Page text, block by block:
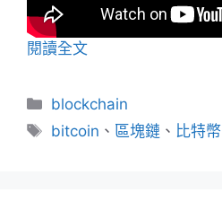
閱讀全文
分
類
blockchain
標
bitcoin 、 區塊鏈 、 比特幣